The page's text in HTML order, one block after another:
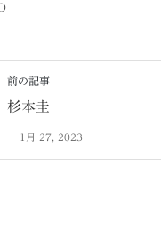
前の記事
杉本圭
1月 27, 2023